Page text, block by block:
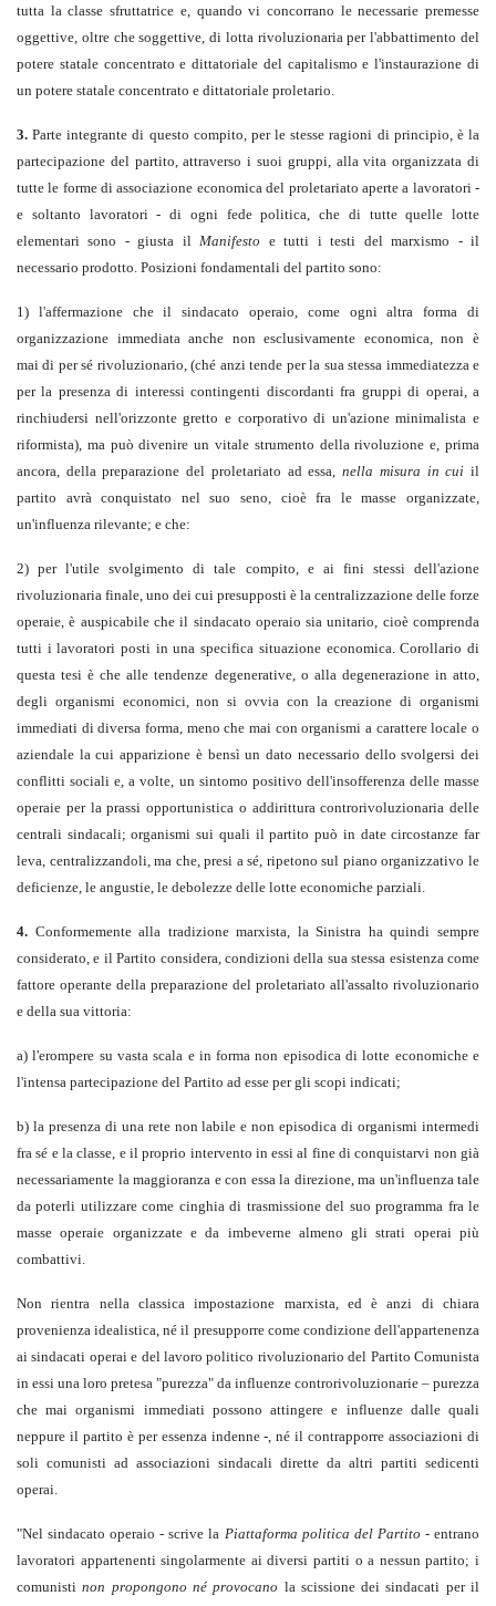
tutta la classe sfruttatrice e, quando vi concorrano le necessarie premesse
oggettive, oltre che soggettive, di lotta rivoluzionaria per l'abbattimento del
potere statale concentrato e dittatoriale del capitalismo e l'instaurazione di
un potere statale concentrato e dittatoriale proletario.
3. Parte integrante di questo compito, per le stesse ragioni di principio, è la
partecipazione del partito, attraverso i suoi gruppi, alla vita organizzata di
tutte le forme di associazione economica del proletariato aperte a lavoratori -
e soltanto lavoratori - di ogni fede politica, che di tutte quelle lotte
elementari sono - giusta ilManifesto e tutti i testi del marxismo - il
necessario prodotto. Posizioni fondamentali del partito sono:
1) l'affermazione che il sindacato operaio, come ogni altra forma di
organizzazione immediata anche non esclusivamente economica, non è
mai di per sé rivoluzionario, (ché anzi tende per la sua stessa immediatezza e
per la presenza di interessi contingenti discordanti fra gruppi di operai, a
rinchiudersi nell'orizzonte gretto e corporativo di un'azione minimalista e
riformista), ma può divenire un vitale strumento della rivoluzione e, prima
ancora, della preparazione del proletariato ad essa,nella misura in cui il
partito avrà conquistato nel suo seno, cioè fra le masse organizzate,
un'influenza rilevante; e che:
2) per l'utile svolgimento di tale compito, e ai fini stessi dell'azione
rivoluzionaria finale, uno dei cui presupposti è la centralizzazione delle forze
operaie, è auspicabile che il sindacato operaio sia unitario, cioè comprenda
tutti i lavoratori posti in una specifica situazione economica. Corollario di
questa tesi è che alle tendenze degenerative, o alla degenerazione in atto,
degli organismi economici, non si ovvia con la creazione di organismi
immediati di diversa forma, meno che mai con organismi a carattere locale o
aziendale la cui apparizione è bensì un dato necessario dello svolgersi dei
conflitti sociali e, a volte, un sintomo positivo dell'insofferenza delle masse
operaie per la prassi opportunistica o addirittura controrivoluzionaria delle
centrali sindacali; organismi sui quali il partito può in date circostanze far
leva, centralizzandoli, ma che, presi a sé, ripetono sul piano organizzativo le
deficienze, le angustie, le debolezze delle lotte economiche parziali.
4. Conformemente alla tradizione marxista, la Sinistra ha quindi sempre
considerato, e il Partito considera, condizioni della sua stessa esistenza come
fattore operante della preparazione del proletariato all'assalto rivoluzionario
e della sua vittoria:
a) l'erompere su vasta scala e in forma non episodica di lotte economiche e
l'intensa partecipazione del Partito ad esse per gli scopi indicati;
b) la presenza di una rete non labile e non episodica di organismi intermedi
fra sé e la classe, e il proprio intervento in essi al fine di conquistarvi non già
necessariamente la maggioranza e con essa la direzione, ma un'influenza tale
da poterli utilizzare come cinghia di trasmissione del suo programma fra le
masse operaie organizzate e da imbeverne almeno gli strati operai più
combattivi.
Non rientra nella classica impostazione marxista, ed è anzi di chiara
provenienza idealistica, né il presupporre come condizione dell'appartenenza
ai sindacati operai e del lavoro politico rivoluzionario del Partito Comunista
in essi una loro pretesa "purezza" da influenze controrivoluzionarie – purezza
che mai organismi immediati possono attingere e influenze dalle quali
neppure il partito è per essenza indenne -, né il contrapporre associazioni di
soli comunisti ad associazioni sindacali dirette da altri partiti sedicenti
operai.
"Nel sindacato operaio - scrive la Piattaforma politica del Partito - entrano
lavoratori appartenenti singolarmente ai diversi partiti o a nessun partito; i
comunistinon propongono né provocano la scissione dei sindacati per il